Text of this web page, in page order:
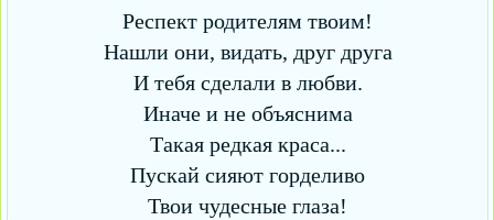
Респект родителям твоим!
Нашли они, видать, друг друга
И тебя сделали в любви.
Иначе и не объяснима
Такая редкая краса...
Пускай сияют горделиво
Твои чудесные глаза!